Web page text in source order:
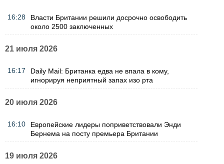
16:28
Власти Британии решили досрочно освободить
около 2500 заключенных
21 июля 2026
16:17
Daily Mail: Британка едва не впала в кому,
игнорируя неприятный запах изо рта
20 июля 2026
16:10
Европейские лидеры поприветствовали Энди
Бернема на посту премьера Британии
19 июля 2026